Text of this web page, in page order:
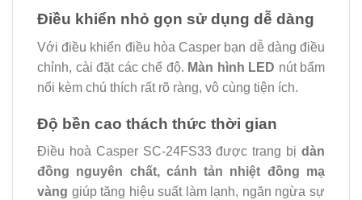
Điều khiển nhỏ gọn sử dụng dễ dàng
Với điều khiển điều hòa Casper bạn dễ dàng điều
chỉnh, cài đặt các chế độ. Màn hình LED nút bấm
nổi kèm chú thích rất rõ ràng, vô cùng tiện ích.
Độ bền cao thách thức thời gian
Điều hoà Casper SC-24FS33 được trang bị dàn
đồng nguyên chất, cánh tản nhiệt đồng mạ
vàng giúp tăng hiệu suất làm lạnh, ngăn ngừa sự